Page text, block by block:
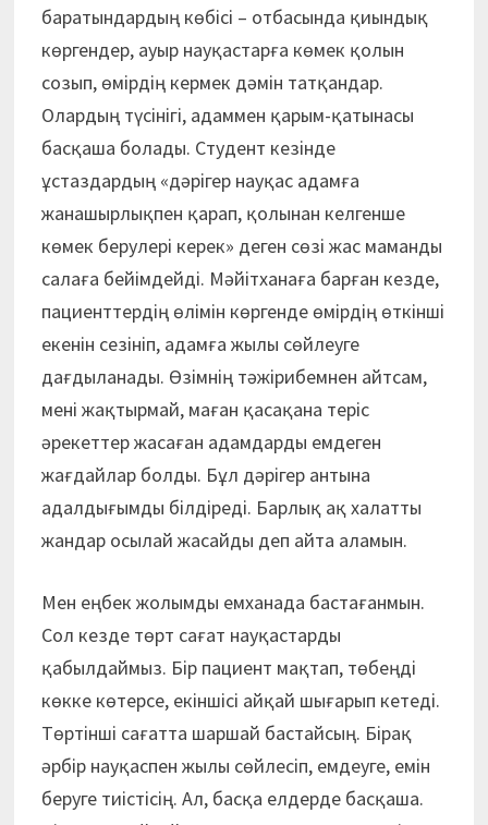
баратындардың көбісі – отбасында қиындық
көргендер, ауыр науқастарға көмек қолын
созып, өмірдің кермек дәмін татқандар.
Олардың түсінігі, адаммен қарым-қатынасы
басқаша болады. Студент кезінде
ұстаздардың «дәрігер науқас адамға
жанашырлықпен қарап, қолынан келгенше
көмек берулері керек» деген сөзі жас маманды
салаға бейімдейді. Мәйітханаға барған кезде,
пациенттердің өлімін көргенде өмірдің өткінші
екенін сезініп, адамға жылы сөйлеуге
дағдыланады. Өзімнің тәжірибемнен айтсам,
мені жақтырмай, маған қасақана теріс
әрекеттер жасаған адамдарды емдеген
жағдайлар болды. Бұл дәрігер антына
адалдығымды білдіреді. Барлық ақ халатты
жандар осылай жасайды деп айта аламын.
Мен еңбек жолымды емханада бастағанмын.
Сол кезде төрт сағат науқастарды
қабылдаймыз. Бір пациент мақтап, төбеңді
көкке көтерсе, екіншісі айқай шығарып кетеді.
Төртінші сағатта шаршай бастайсың. Бірақ
әрбір науқаспен жылы сөйлесіп, емдеуге, емін
беруге тиістісің. Ал, басқа елдерде басқаша.